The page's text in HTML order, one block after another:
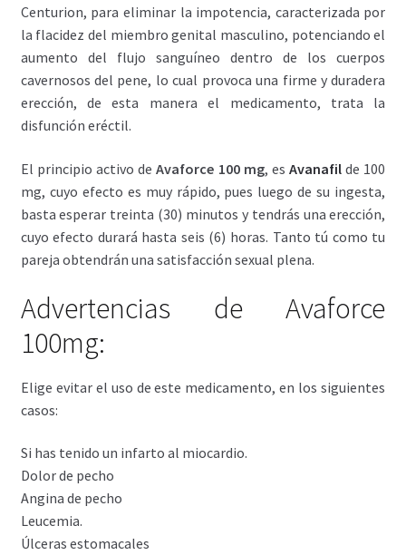
Centurion, para eliminar la impotencia, caracterizada por
la flacidez del miembro genital masculino, potenciando el
aumento del flujo sanguíneo dentro de los cuerpos
cavernosos del pene, lo cual provoca una firme y duradera
erección, de esta manera el medicamento, trata la
disfunción eréctil.
El principio activo deAvaforce 100 mg, esAvanafil de 100
mg, cuyo efecto es muy rápido, pues luego de su ingesta,
basta esperar treinta (30) minutos y tendrás una erección,
cuyo efecto durará hasta seis (6) horas. Tanto tú como tu
pareja obtendrán una satisfacción sexual plena.
Advertencias de Avaforce
100mg:
Elige evitar el uso de este medicamento, en los siguientes
casos:
Si has tenido un infarto al miocardio.
Dolor de pecho
Angina de pecho
Leucemia.
Úlceras estomacales